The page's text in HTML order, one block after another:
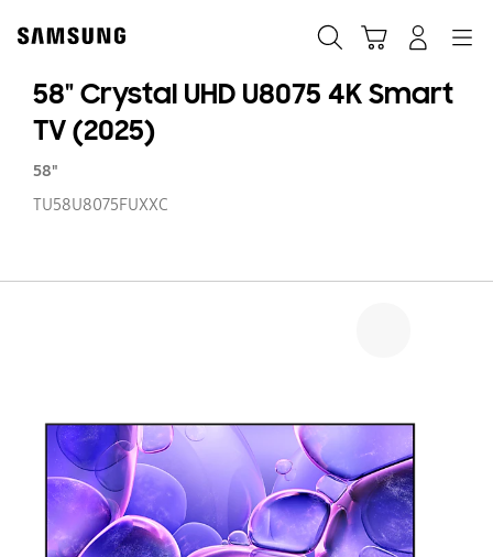
content
58" Crystal UHD U8075 4K Smart
TV (2025)
58"
TU58U8075FUXXC